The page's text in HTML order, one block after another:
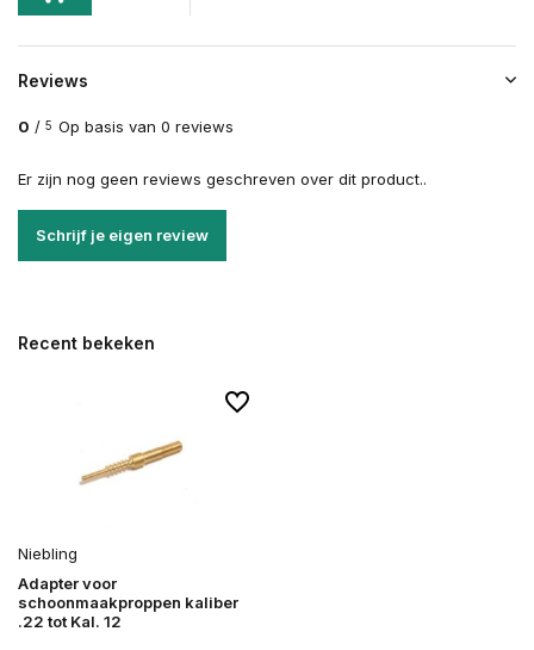
Reviews
0 / 5 Op basis van 0 reviews
Er zijn nog geen reviews geschreven over dit product..
Schrijf je eigen review
Recent bekeken
Niebling
Adapter voor
schoonmaakproppen kaliber
.22 tot Kal. 12